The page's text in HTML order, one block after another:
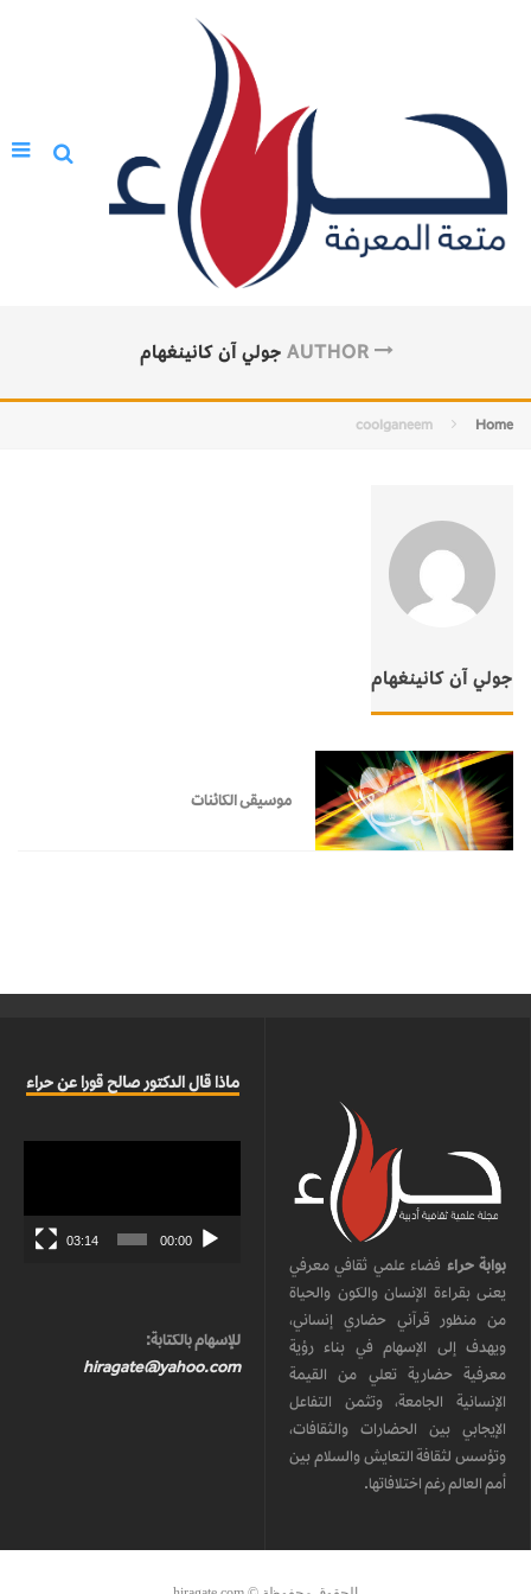
AUTHOR جولي آن كانينغهام
Home
coolganeem
جولي آن كانينغهام
موسيقى الكائنات
بوابة حراء فضاء علمي ثقافي معرفي
يعنى بقراءة الإنسان والكون والحياة
من منظور قرآني حضاري إنساني،
ويهدف إلى الإسهام في بناء رؤية
معرفية حضارية تعلي من القيمة
الإنسانية الجامعة، وتثمن التفاعل
الإيجابي بين الحضارات والثقافات،
وتؤسس لثقافة التعايش والسلام بين
أمم العالم رغم اختلافاتها.
ماذا قال الدكتور صالح قورا عن حراء
00:00
03:14
للإسهام بالكتابة:
hiragate@yahoo.com